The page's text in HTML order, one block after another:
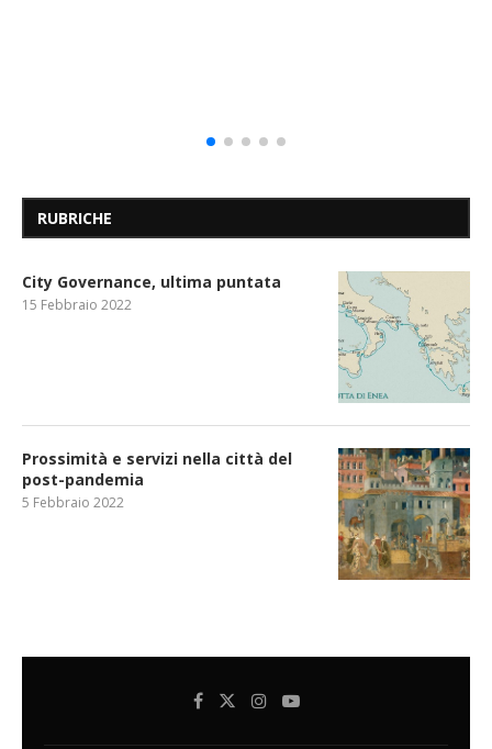
RUBRICHE
City Governance, ultima puntata
15 Febbraio 2022
Prossimità e servizi nella città del
post-pandemia
5 Febbraio 2022